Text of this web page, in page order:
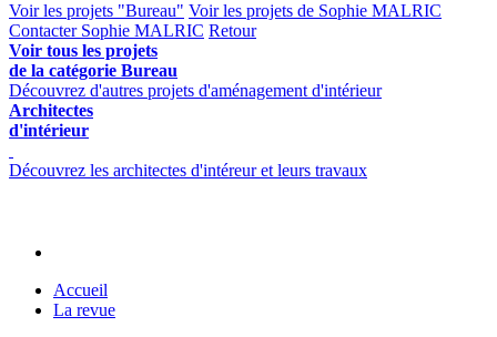
Voir les projets "Bureau" Voir les projets de Sophie MALRIC
Contacter Sophie MALRIC Retour
Voir tous les projets
de la catégorie Bureau
Découvrez d'autres projets d'aménagement d'intérieur
Architectes
d'intérieur
Découvrez les architectes d'intéreur et leurs travaux
Accueil
La revue